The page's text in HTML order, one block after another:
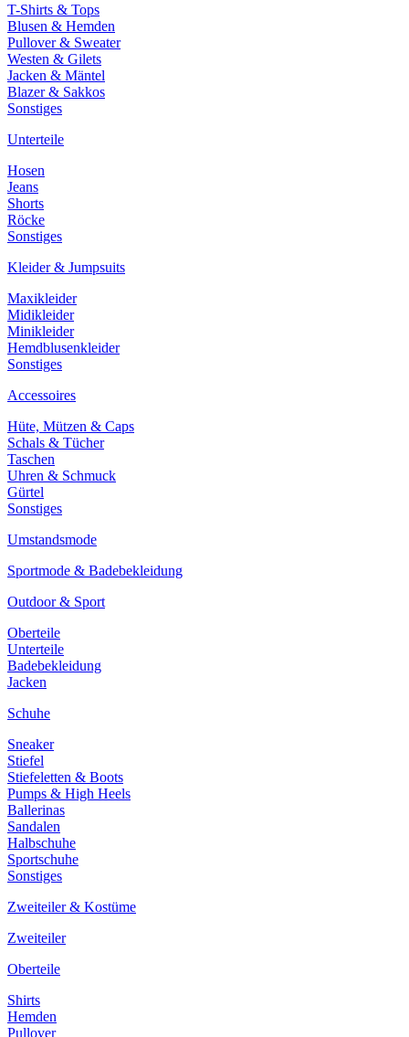
T-Shirts & Tops
Blusen & Hemden
Pullover & Sweater
Westen & Gilets
Jacken & Mäntel
Blazer & Sakkos
Sonstiges
Unterteile
Hosen
Jeans
Shorts
Röcke
Sonstiges
Kleider & Jumpsuits
Maxikleider
Midikleider
Minikleider
Hemdblusenkleider
Sonstiges
Accessoires
Hüte, Mützen & Caps
Schals & Tücher
Taschen
Uhren & Schmuck
Gürtel
Sonstiges
Umstandsmode
Sportmode & Badebekleidung
Outdoor & Sport
Oberteile
Unterteile
Badebekleidung
Jacken
Schuhe
Sneaker
Stiefel
Stiefeletten & Boots
Pumps & High Heels
Ballerinas
Sandalen
Halbschuhe
Sportschuhe
Sonstiges
Zweiteiler & Kostüme
Zweiteiler
Oberteile
Shirts
Hemden
Pullover